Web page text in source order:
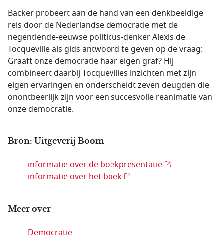
Backer probeert aan de hand van een denkbeeldige
reis door de Nederlandse democratie met de
negentiende-eeuwse politicus-denker Alexis de
Tocqueville als gids antwoord te geven op de vraag:
Graaft onze democratie haar eigen graf? Hij
combineert daarbij Tocquevilles inzichten met zijn
eigen ervaringen en onderscheidt zeven deugden die
onontbeerlijk zijn voor een succesvolle reanimatie van
onze democratie.
Bron: Uitgeverij Boom
informatie over de boekpresentatie
informatie over het boek
Meer over
Democratie